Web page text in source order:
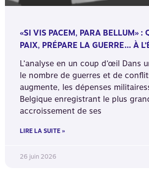
«SI VIS PACEM, PARA BELLUM» :
PAIX, PRÉPARE LA GUERRE… À
L’analyse en un coup d’œil Dans
le nombre de guerres et de
augmente, les dépenses
Belgique enregistrant le plus
accroissement de ses
LIRE LA SUITE »
26 juin 2026